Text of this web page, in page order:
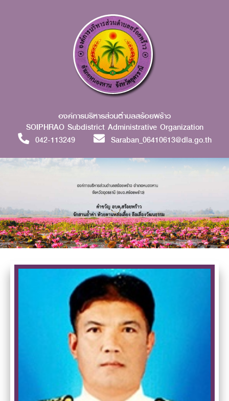
องค์การบริหารส่วนตำบลสร้อยพร้าว
SOIPHRAO Subdistrict Administrative Organization
042-113249
Saraban_06410613@dla.go.th